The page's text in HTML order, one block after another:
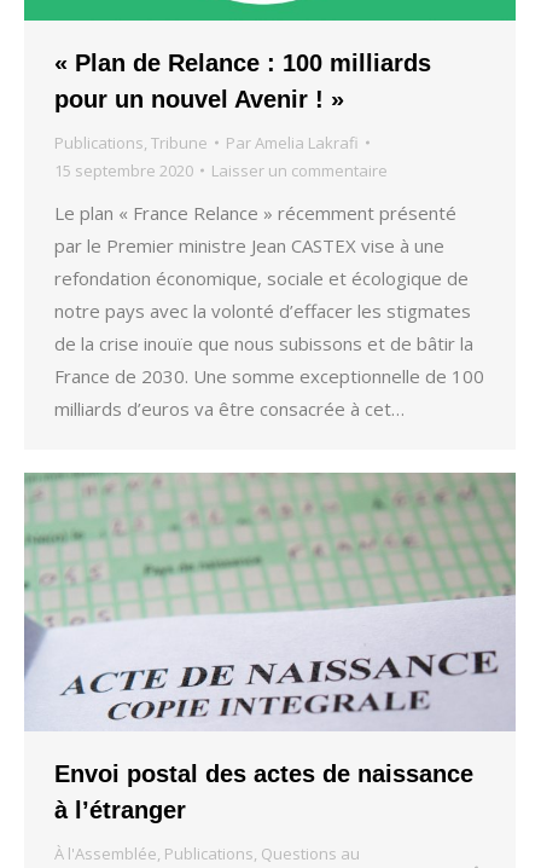
« Plan de Relance : 100 milliards
pour un nouvel Avenir ! »
Publications, Tribune ParAmelia Lakrafi
15 septembre 2020
Laisser un commentaire
Le plan « France Relance » récemment présenté
par le Premier ministre Jean CASTEX vise à une
refondation économique, sociale et écologique de
notre pays avec la volonté d’effacer les stigmates
de la crise inouïe que nous subissons et de bâtir la
France de 2030. Une somme exceptionnelle de 100
milliards d’euros va être consacrée à cet…
Envoi postal des actes de naissance
à l’étranger
À l'Assemblée Publications Questions au